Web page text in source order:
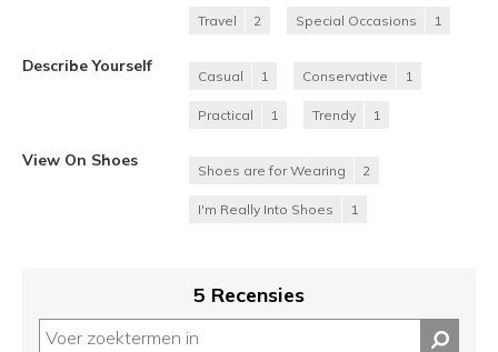
Travel 2 Special Occasions 1
Describe Yourself
Casual 1 Conservative 1
Practical 1 Trendy 1
View On Shoes
Shoes are for Wearing 2
I'm Really Into Shoes 1
5 Recensies